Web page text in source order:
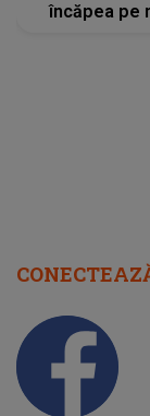
încăpea pe